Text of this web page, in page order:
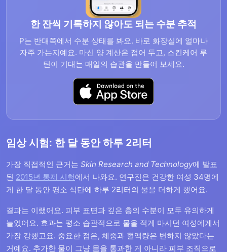
한 잔씩 기록하지 않아도 되는 수분 추적
P는 반대쪽에서 수분 상태를 봐요. 바로 화장실에 얼마나
자주 가는지예요. 마신 양 계산은 접어 두고, 스킨케어 루
틴이 기대는 매일의 습관을 만들어 보세요.
임상 시험: 한 달 동안 하루 2리터
가장 직접적인 근거는 Skin Research and Technology에 발표
된 2015년 통제 시험에서 나와요. 연구진은 건강한 여성 34명에
게 한 달 동안 평소 식단에 하루 2리터의 물을 더하게 했어요.
결과는 이랬어요. 피부 표면과 깊은 층의 수분이 모두 유의하게
늘었어요. 효과는 평소 습관적으로 물을 적게 마시던 여성에게서
가장 강했고요. 중요한 점은, 체중과 혈액량은 변하지 않았다는
거예요. 추가한 물이 그냥 몸을 통과한 게 아니라 피부 조직으로